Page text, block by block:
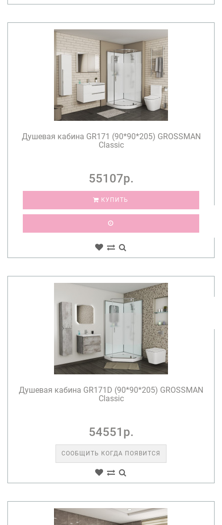
Душевая кабина GR171 (90*90*205) GROSSMAN
Classic
55107р.
КУПИТЬ
Душевая кабина GR171D (90*90*205) GROSSMAN
Classic
54551р.
СООБЩИТЬ КОГДА ПОЯВИТСЯ